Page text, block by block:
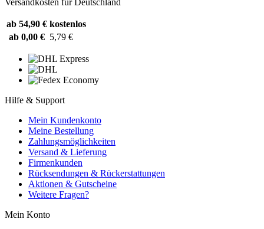
Versandkosten für Deutschland
ab 54,90 € kostenlos
ab 0,00 € 5,79 €
Hilfe & Support
Mein Kundenkonto
Meine Bestellung
Zahlungsmöglichkeiten
Versand & Lieferung
Firmenkunden
Rücksendungen & Rückerstattungen
Aktionen & Gutscheine
Weitere Fragen?
Mein Konto